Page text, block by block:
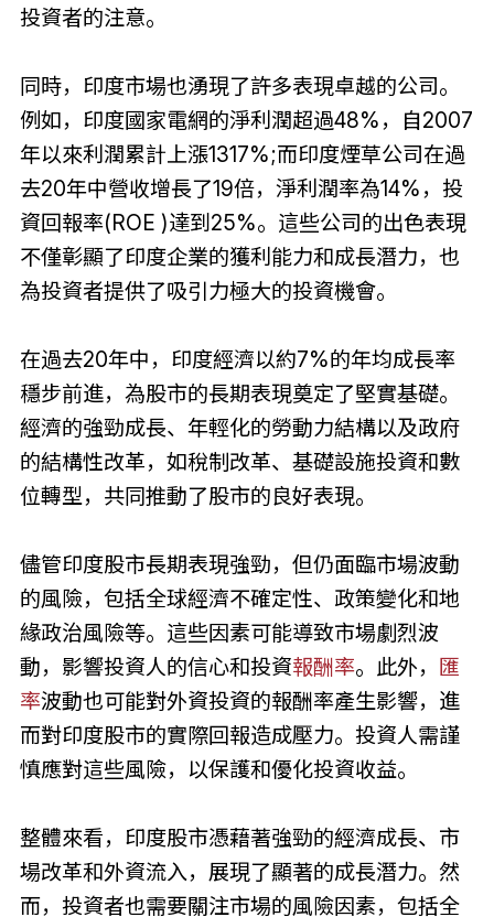
投資者的注意。
同時，印度市場也湧現了許多表現卓越的公司。
例如，印度國家電網的淨利潤超過48%，自2007
年以來利潤累計上漲1317%;而印度煙草公司在過
去20年中營收增長了19倍，淨利潤率為14%，投
資回報率(ROE )達到25%。這些公司的出色表現
不僅彰顯了印度企業的獲利能力和成長潛力，也
為投資者提供了吸引力極大的投資機會。
在過去20年中，印度經濟以約7%的年均成長率
穩步前進，為股市的長期表現奠定了堅實基礎。
經濟的強勁成長、年輕化的勞動力結構以及政府
的結構性改革，如稅制改革、基礎設施投資和數
位轉型，共同推動了股市的良好表現。
儘管印度股市長期表現強勁，但仍面臨市場波動
的風險，包括全球經濟不確定性、政策變化和地
緣政治風險等。這些因素可能導致市場劇烈波
動，影響投資人的信心和投資報酬率。此外， 匯
率波動也可能對外資投資的報酬率產生影響，進
而對印度股市的實際回報造成壓力。投資人需謹
慎應對這些風險，以保護和優化投資收益。
整體來看，印度股市憑藉著強勁的經濟成長、市
場改革和外資流入，展現了顯著的成長潛力。然
而，投資者也需要關注市場的風險因素，包括全